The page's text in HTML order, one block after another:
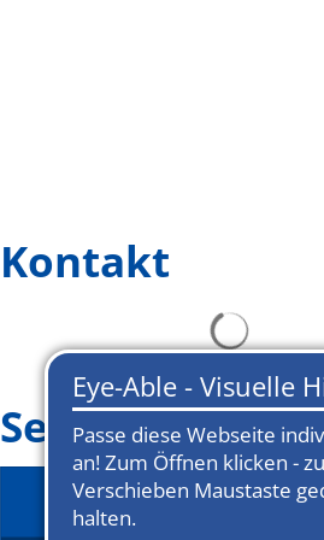
Kontakt
Seitenmenü
Zuwanderung & Integration